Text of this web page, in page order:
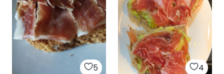
5 4